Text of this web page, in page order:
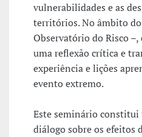
vulnerabilidades e as
territórios. No âmbito do
Observatório do Risco
uma reflexão crítica e
experiência e lições
evento extremo.
Este seminário
diálogo sobre os efeitos